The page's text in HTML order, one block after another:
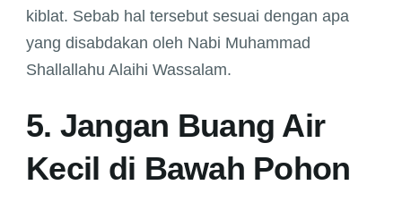
kiblat. Sebab hal tersebut sesuai dengan apa
yang disabdakan oleh Nabi Muhammad
Shallallahu Alaihi Wassalam.
5. Jangan Buang Air
Kecil di Bawah Pohon